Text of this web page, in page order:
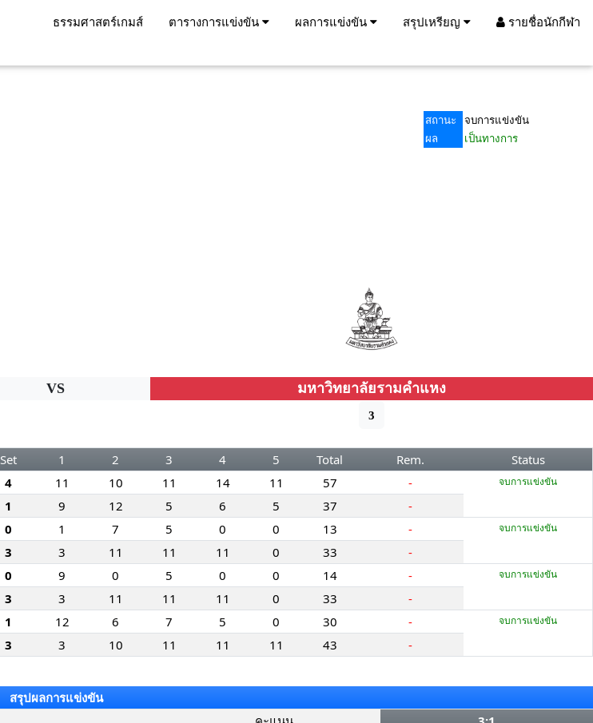
ธรรมศาสตร์เกมส์ ตารางการแข่งขัน ผลการแข่งขัน สรุปเหรียญ รายชื่อนักกีฬา
สถานะ
จบการแข่งขัน
ผล
เป็นทางการ
VS มหาวิทยาลัยรามคำแหง
3
Set 1 2 3 4 5 Total Rem.
Status
4 11 10 11 14 11 57 - จบการแข่งขัน
1 9 12 5 6 5 37
-
0 1 7 5 0 0 13 - จบการแข่งขัน
3 3 11 11 11 0 33
-
0 9 0 5 0 0 14 - จบการแข่งขัน
3 3 11 11 11 0 33
-
1 12 6 7 5 0 30 - จบการแข่งขัน
3 3 10 11 11 11 43 -
สรุปผลการแข่งขัน